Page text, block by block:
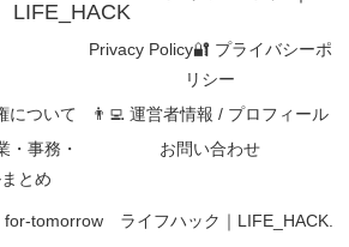
LIFE_HACK
Privacy Policy🔐 プライバシーポ
リシー
について
👨‍💻 運営者情報 / プロフィール
・事務・
とめ
お問い合わせ
tomorrow ライフハック｜LIFE_HACK.